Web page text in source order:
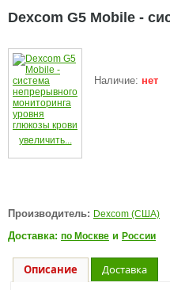
Dexcom G5 Mobile -
увеличить...
Наличие: нет
Производитель: Dexcom (США)
Доставка: по Москве и России
Описание Доставка